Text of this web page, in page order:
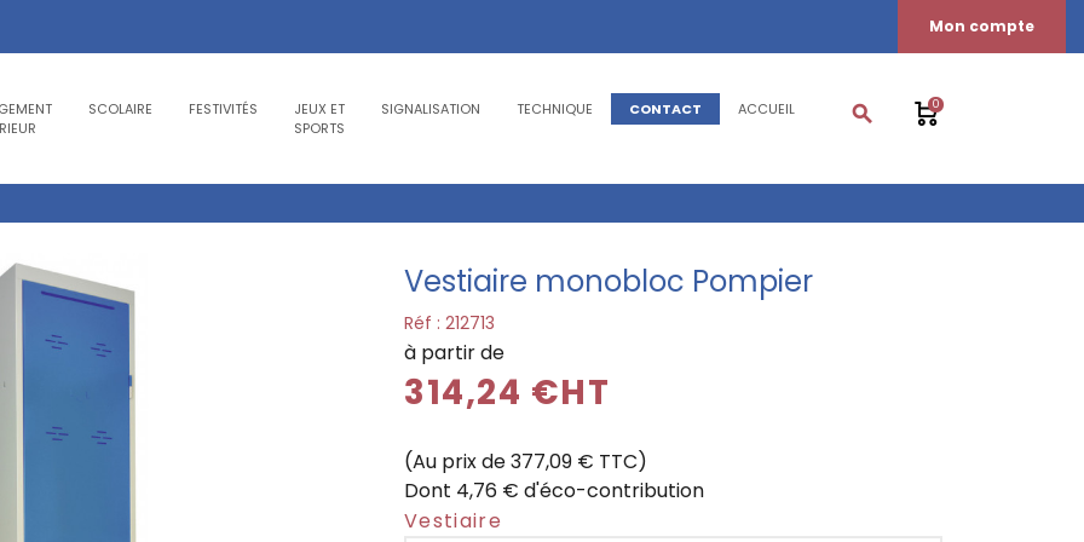
Mon compte
SCOLAIRE FESTIVITÉS
JEUX ET
SPORTS
SIGNALISATION TECHNIQUE CONTACT ACCUEIL search 0
Vestiaire monobloc Pompier
Réf : 212713
à partir de
314,24 €HT
(Au prix de 377,09 € TTC)
Dont 4,76 € d'éco-contribution
Vestiaire